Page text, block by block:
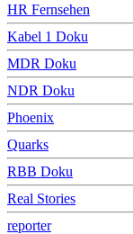
HR Fernsehen
Kabel 1 Doku
MDR Doku
NDR Doku
Phoenix
Quarks
RBB Doku
Real Stories
reporter